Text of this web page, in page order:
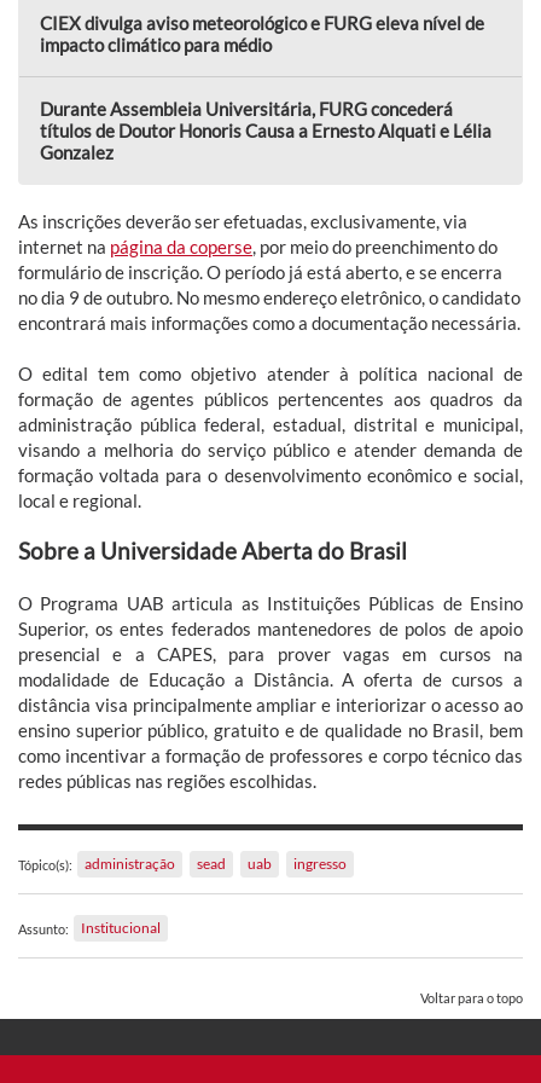
CIEX divulga aviso meteorológico e FURG eleva nível de
impacto climático para médio
Durante Assembleia Universitária, FURG concederá
títulos de Doutor Honoris Causa a Ernesto Alquati e Lélia
Gonzalez
As inscrições deverão ser efetuadas, exclusivamente, via
internet na página da coperse, por meio do preenchimento do
formulário de inscrição. O período já está aberto, e se encerra
no dia 9 de outubro. No mesmo endereço eletrônico, o candidato
encontrará mais informações como a documentação necessária.
O edital tem como objetivo atender à política nacional de
formação de agentes públicos pertencentes aos quadros da
administração pública federal, estadual, distrital e municipal,
visando a melhoria do serviço público e atender demanda de
formação voltada para o desenvolvimento econômico e social,
local e regional.
Sobre a Universidade Aberta do Brasil
O Programa UAB articula as Instituições Públicas de Ensino
Superior, os entes federados mantenedores de polos de apoio
presencial e a CAPES, para prover vagas em cursos na
modalidade de Educação a Distância. A oferta de cursos a
distância visa principalmente ampliar e interiorizar o acesso ao
ensino superior público, gratuito e de qualidade no Brasil, bem
como incentivar a formação de professores e corpo técnico das
redes públicas nas regiões escolhidas.
Tópico(s): administração sead uab ingresso
Assunto: Institucional
Voltar para o topo